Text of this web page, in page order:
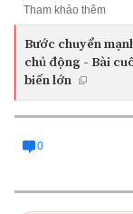
Tham khảo thêm
Bước chuyển
chủ động - Bài
biến lớn
0